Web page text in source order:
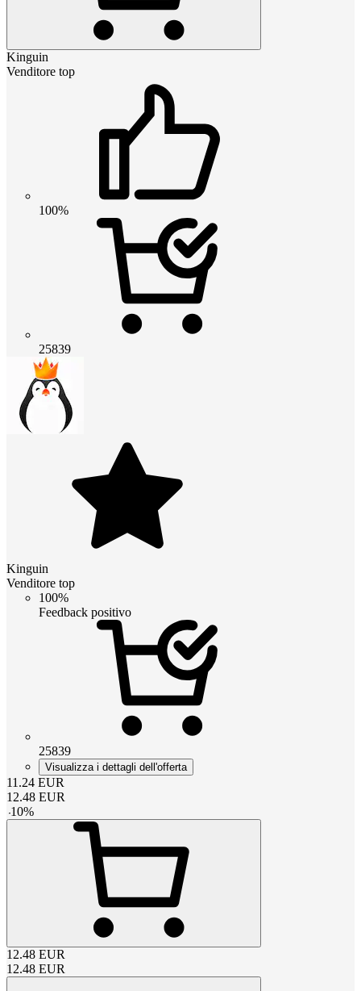
Kinguin
Venditore top
100%
25839
Kinguin
Venditore top
100%
Feedback positivo
25839
Visualizza i dettagli dell'offerta
11.24 EUR
12.48 EUR
-10%
12.48 EUR
12.48 EUR